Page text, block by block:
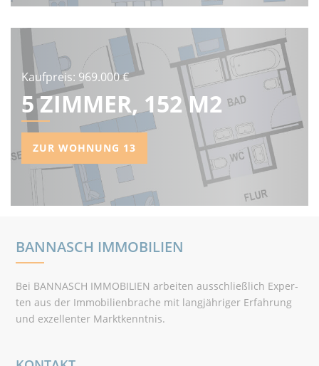
Kaufpreis: 969.000 €
5 ZIMMER, 152 M2
ZUR WOHNUNG 13
BANNASCH IMMOBILIEN
Bei BANNASCH IMMOBILIEN arbeiten ausschließlich Exper­
ten aus der Immo­bilienbrache mit langjähriger Erfahrung
und exzel­lenter Marktkenntnis.